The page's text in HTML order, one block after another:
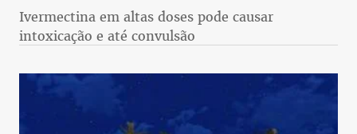
Ivermectina em altas doses pode causar
intoxicação e até convulsão